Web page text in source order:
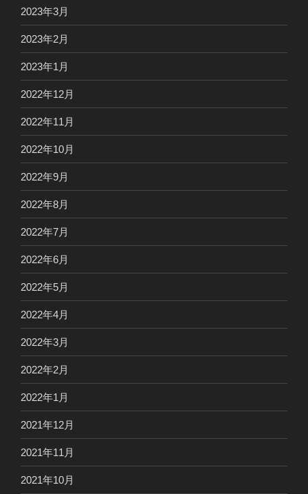
2023年3月
2023年2月
2023年1月
2022年12月
2022年11月
2022年10月
2022年9月
2022年8月
2022年7月
2022年6月
2022年5月
2022年4月
2022年3月
2022年2月
2022年1月
2021年12月
2021年11月
2021年10月